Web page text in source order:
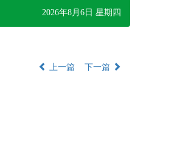
2026年8月6日 星期四
上一篇 下一篇